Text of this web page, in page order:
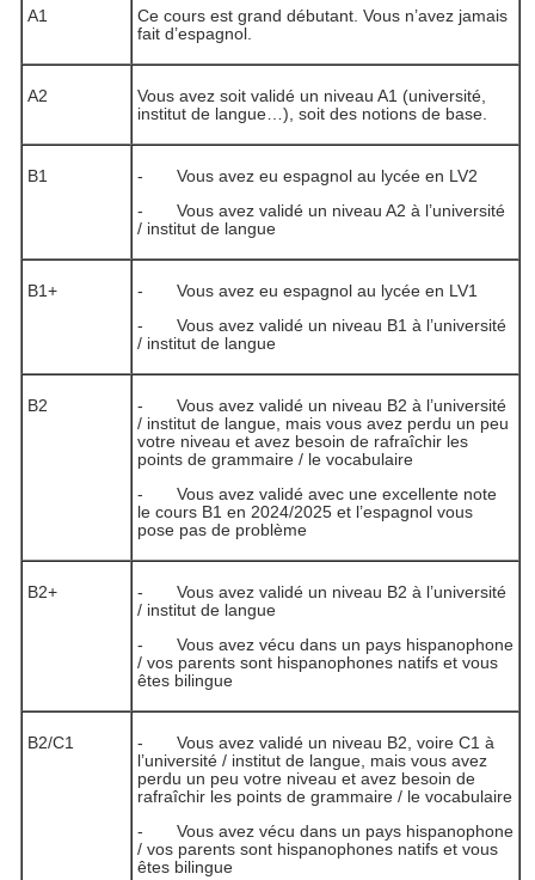
A1
Ce cours est grand débutant. Vous n’avez jamais
fait d’espagnol.
A2
Vous avez soit validé un niveau A1 (université,
institut de langue…), soit des notions de base.
B1
- Vous avez eu espagnol au lycée en LV2
- Vous avez validé un niveau A2 à l’université
/ institut de langue
B1+
- Vous avez eu espagnol au lycée en LV1
- Vous avez validé un niveau B1 à l’université
/ institut de langue
B2
- Vous avez validé un niveau B2 à l’université
/ institut de langue, mais vous avez perdu un peu
votre niveau et avez besoin de rafraîchir les
points de grammaire / le vocabulaire
- Vous avez validé avec une excellente note
le cours B1 en 2024/2025 et l’espagnol vous
pose pas de problème
B2+
- Vous avez validé un niveau B2 à l’université
/ institut de langue
- Vous avez vécu dans un pays hispanophone
/ vos parents sont hispanophones natifs et vous
êtes bilingue
B2/C1
- Vous avez validé un niveau B2, voire C1 à
l’université / institut de langue, mais vous avez
perdu un peu votre niveau et avez besoin de
rafraîchir les points de grammaire / le vocabulaire
- Vous avez vécu dans un pays hispanophone
/ vos parents sont hispanophones natifs et vous
êtes bilingue